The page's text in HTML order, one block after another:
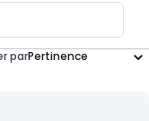
par